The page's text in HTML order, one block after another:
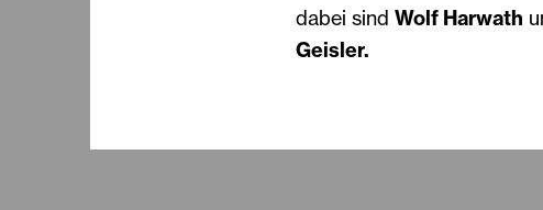
dabei sind Wolf Harwath
Geisler.